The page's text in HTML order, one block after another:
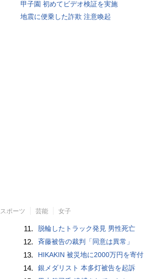
甲子園 初めてビデオ検証を実施
地震に便乗した詐欺 注意喚起
スポーツ 芸能 女子
11. 脱輪したトラック発見 男性死亡
12. 斉藤被告の裁判「同意は異常」
13. HIKAKIN 被災地に2000万円を寄付
14. 銀メダリスト 本多灯被告を起訴